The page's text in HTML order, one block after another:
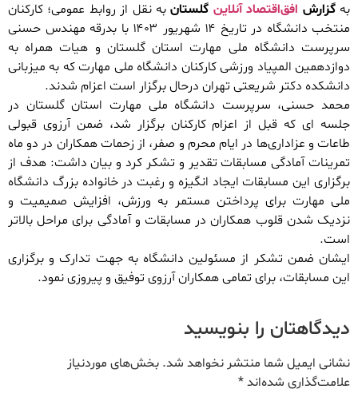
به گزارش افق‌اقتصاد آنلاین گلستانبه نقل از روابط عمومی؛ کارکنان
منتخب دانشگاه در تاریخ ۱۴ شهریور ۱۴۰۳ با بدرقه مهندس حسنی
سرپرست دانشگاه ملی مهارت استان گلستان و هیات همراه به
دوازدهمین المپیاد ورزشی کارکنان دانشگاه ملی مهارت که به میزبانی
دانشکده دکتر شریعتی تهران درحال برگزار است اعزام شدند.
محمد حسنی، سرپرست دانشگاه ملی مهارت استان گلستان در
جلسه ای که قبل از اعزام کارکنان برگزار شد، ضمن آرزوی قبولی
طاعات و عزاداری‌ها در ایام محرم و صفر، از زحمات همکاران در دو ماه
تمرینات آمادگی مسابقات تقدیر و تشکر کرد و بیان داشت: هدف از
برگزاری این مسابقات ایجاد انگیزه و رغبت در خانواده بزرگ دانشگاه
ملی مهارت برای پرداختن مستمر به ورزش، افزایش صمیمیت و
نزدیک شدن قلوب همکاران در مسابقات و آمادگی برای مراحل بالاتر
است.
ایشان ضمن تشکر از مسئولین دانشگاه به جهت تدارک و برگزاری
این مسابقات، برای تمامی همکاران آرزوی توفیق و پیروزی نمود.
دیدگاهتان را بنویسید
نشانی ایمیل شما منتشر نخواهد شد. بخش‌های موردنیاز
علامت‌گذاری شده‌اند*